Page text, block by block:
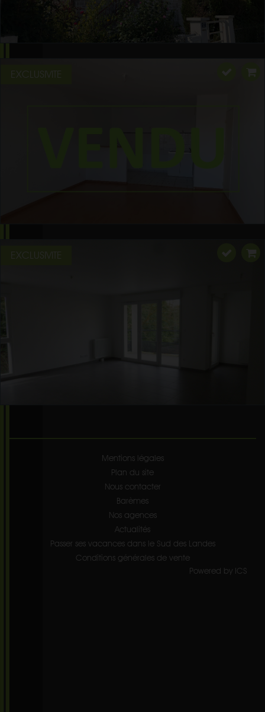
EXCLUSIVITE
EXCLUSIVITE
Mentions légales
Plan du site
Nous contacter
Barèmes
Nos agences
Actualités
Passer ses vacances dans le Sud des Landes
Conditions générales de vente
Powered by ICS